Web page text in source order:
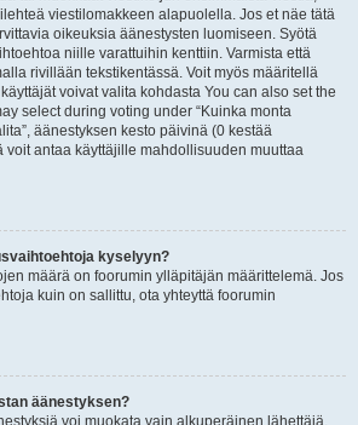
viestilomakkeen alapuolella. Jos et näe tätä
oikeuksia äänestysten luomiseen. Syötä
niille varattuihin kenttiin. Varmista että
rivillään tekstikentässä. Voit myös määritellä
voivat valita kohdasta You can also set the
select during voting under “Kuinka monta
äänestyksen kesto päivinä (0 kestää
voit antaa käyttäjille mahdollisuuden muuttaa
kyselyyn?
määrä on foorumin ylläpitäjän määrittelemä. Jos
kuin on sallittu, ota yhteyttä foorumin
äänestyksen?
voi muokata vain alkuperäinen lähettäjä,